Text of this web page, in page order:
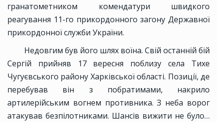
гранатометником комендатури швидкого
реагування 11-го прикордонного загону Державної
прикордонної служби України.
Недовгим був його шлях воїна. Свій останній бій
Сергій прийняв 17 вересня поблизу села Тихе
Чугуєвського району Харківської області. Позиції, де
перебував він з побратимами, накрило
артилерійським вогнем противника. З неба ворог
атакував безпілотниками. Шансів вижити не було…